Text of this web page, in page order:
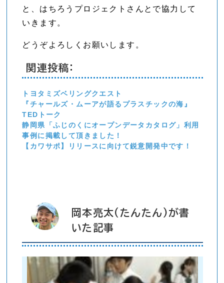
と、はちろうプロジェクトさんとで協力して
いきます。
どうぞよろしくお願いします。
関連投稿:
トヨタミズベリングクエスト
『チャールズ・ムーアが語るプラスチックの海』
TEDトーク
静岡県「ふじのくにオープンデータカタログ」利用
事例に掲載して頂きました！
【カワサポ】リリースに向けて鋭意開発中です！
岡本亮太(たんたん)が書
いた記事